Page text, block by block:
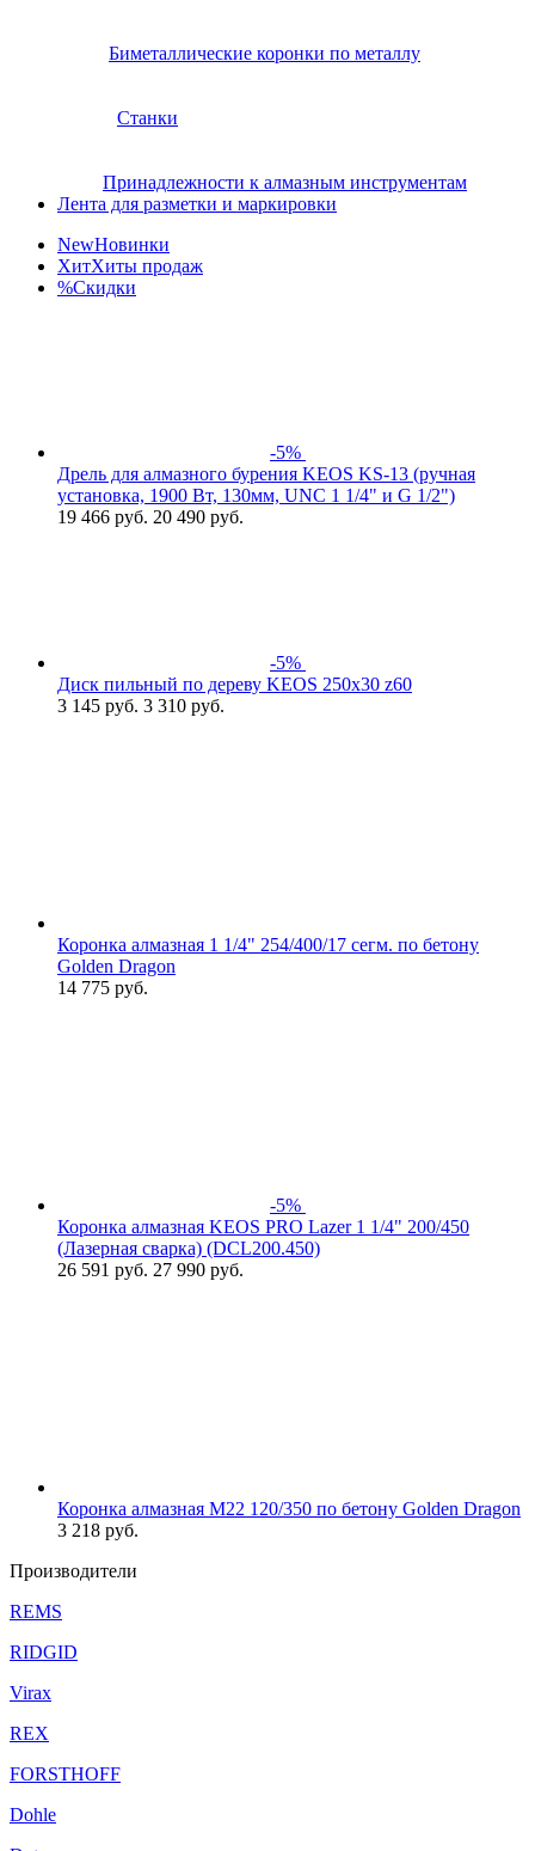
Биметаллические коронки по металлу
Станки
Принадлежности к алмазным инструментам
Лента для разметки и маркировки
NewНовинки
ХитХиты продаж
%Скидки
-5%
Дрель для алмазного бурения KEOS KS-13 (ручная
установка, 1900 Вт, 130мм, UNC 1 1/4" и G 1/2")
19 466 руб. 20 490 руб.
-5%
Диск пильный по дереву KEOS 250x30 z60
3 145 руб. 3 310 руб.
Коронка алмазная 1 1/4" 254/400/17 сегм. по бетону
Golden Dragon
14 775 руб.
-5%
Коронка алмазная KEOS PRO Lazer 1 1/4" 200/450
(Лазерная сварка) (DCL200.450)
26 591 руб. 27 990 руб.
Коронка алмазная М22 120/350 по бетону Golden Dragon
3 218 руб.
Производители
REMS
RIDGID
Virax
REX
FORSTHOFF
Dohle